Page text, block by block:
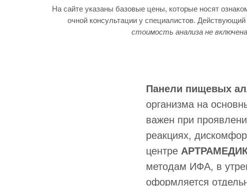
На сайте указаны базовые цены, которые носят
очной консультации у специалистов.
стоимость анализа не
Панели пищевых
организма на
важен при
реакциях,
центре
методам ИФА, в
оформляется